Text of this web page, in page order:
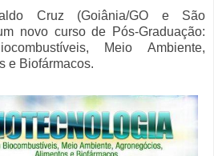
Cruz (Goiânia/GO e São
novo curso de Pós-Graduação:
Meio Ambiente,
e Biofármacos.